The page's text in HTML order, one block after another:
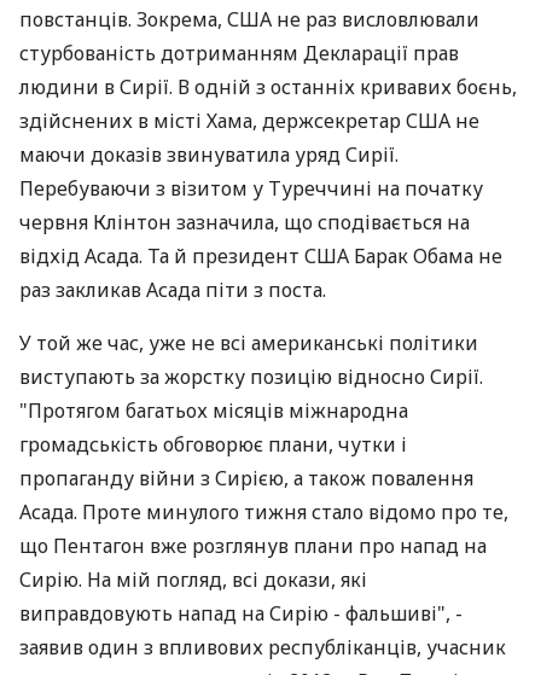
повстанців. Зокрема, США не раз висловлювали
стурбованість дотриманням Декларації прав
людини в Сирії. В одній з останніх кривавих боєнь,
здійснених в місті Хама, держсекретар США не
маючи доказів звинуватила уряд Сирії.
Перебуваючи з візитом у Туреччині на початку
червня Клінтон зазначила, що сподівається на
відхід Асада. Та й президент США Барак Обама не
раз закликав Асада піти з поста.
У той же час, уже не всі американські політики
виступають за жорстку позицію відносно Сирії.
"Протягом багатьох місяців міжнародна
громадськість обговорює плани, чутки і
пропаганду війни з Сирією, а також повалення
Асада. Проте минулого тижня стало відомо про те,
що Пентагон вже розглянув плани про напад на
Сирію. На мій погляд, всі докази, які
виправдовують напад на Сирію - фальшиві", -
заявив один з впливових республіканців, учасник